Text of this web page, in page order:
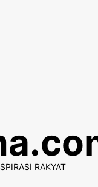
RAKYAT